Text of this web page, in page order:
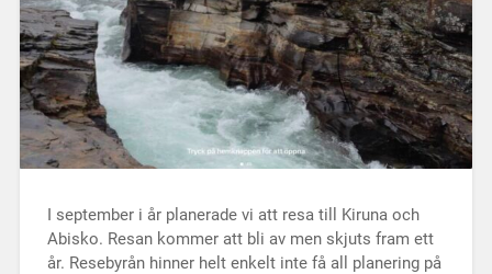
I september i år planerade vi att resa till Kiruna och
Abisko. Resan kommer att bli av men skjuts fram ett
år. Resebyrån hinner helt enkelt inte få all planering på